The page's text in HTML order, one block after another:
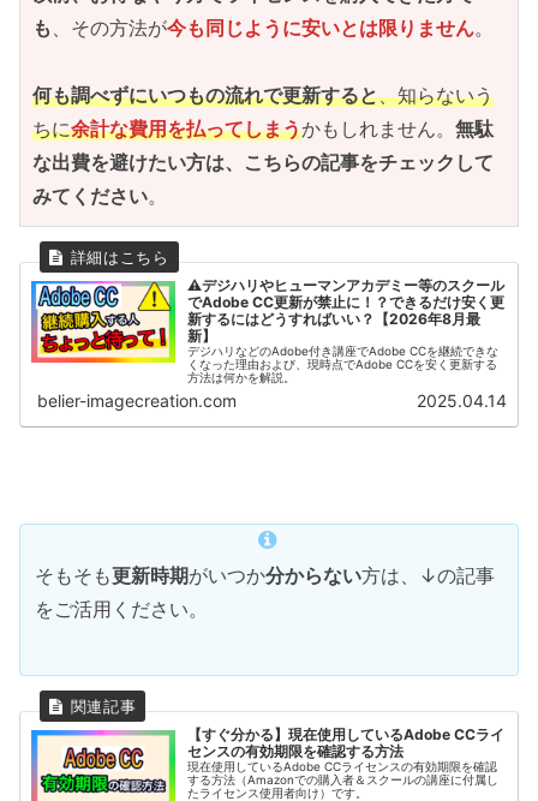
も 、その方法が今も同じように安いとは限りません。
何も調べずにいつもの流れで更新すると、知らないう
ちに余計な費用を払ってしまうかもしれません。 無駄
な出費を避けたい方は、こちらの記事をチェックして
みてください。
⚠デジハリやヒューマンアカデミー等のスクール
でAdobe CC更新が禁止に！？できるだけ安く更
新するにはどうすればいい？【2026年8月最
新】
デジハリなどのAdobe付き講座でAdobe CCを継続できな
くなった理由および、現時点でAdobe CCを安く更新する
方法は何かを解説。
belier-imagecreation.com 2025.04.14
そもそも更新時期がいつか分からない方は、↓の記事
をご活用ください。
【すぐ分かる】現在使用しているAdobe CCライ
センスの有効期限を確認する方法
現在使用しているAdobe CCライセンスの有効期限を確認
する方法（Amazonでの購入者＆スクールの講座に付属し
たライセンス使用者向け）です。